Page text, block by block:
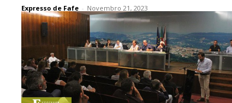
Expresso de Fafe - Novembro 21, 2023